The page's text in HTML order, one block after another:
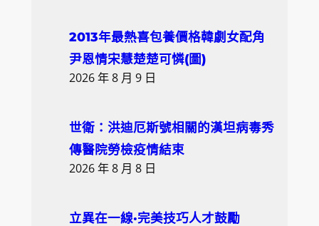
2013年最熱喜包養價格韓劇女配角
尹恩情宋慧楚楚可憐(圖)
2026 年 8 月 9 日
世衛：洪迪厄斯號相關的漢坦病毒秀
傳醫院勞檢疫情結束
2026 年 8 月 8 日
立異在一線·完美技巧人才鼓勵